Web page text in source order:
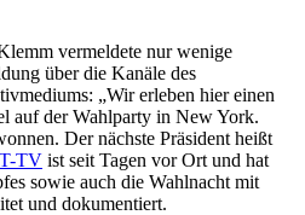
vermeldete nur wenige
über die Kanäle des
„Wir erleben hier einen
auf der Wahlparty in New York.
Der nächste Präsident heißt
TV ist seit Tagen vor Ort und hat
sowie auch die Wahlnacht mit
und dokumentiert.